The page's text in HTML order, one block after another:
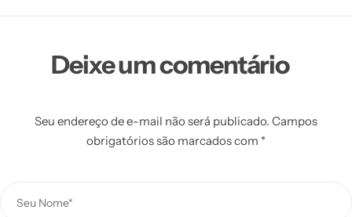
Deixe um comentário
Seu endereço de e-mail não será publicado. Campos
obrigatórios são marcados com *